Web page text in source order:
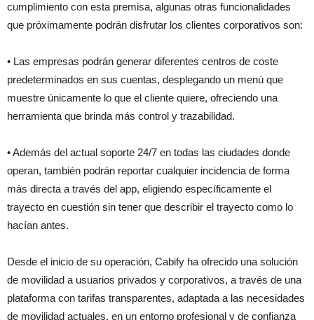
cumplimiento con esta premisa, algunas otras funcionalidades
que próximamente podrán disfrutar los clientes corporativos son:
• Las empresas podrán generar diferentes centros de coste
predeterminados en sus cuentas, desplegando un menú que
muestre únicamente lo que el cliente quiere, ofreciendo una
herramienta que brinda más control y trazabilidad.
• Además del actual soporte 24/7 en todas las ciudades donde
operan, también podrán reportar cualquier incidencia de forma
más directa a través del app, eligiendo específicamente el
trayecto en cuestión sin tener que describir el trayecto como lo
hacían antes.
Desde el inicio de su operación, Cabify ha ofrecido una solución
de movilidad a usuarios privados y corporativos, a través de una
plataforma con tarifas transparentes, adaptada a las necesidades
de movilidad actuales, en un entorno profesional y de confianza